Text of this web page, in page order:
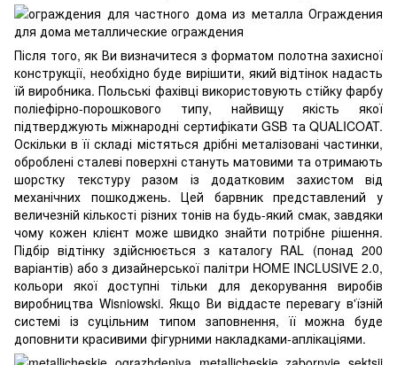
Після того, як Ви визначитеся з форматом полотна захисної
конструкції, необхідно буде вирішити, який відтінок надасть
їй виробника. Польські фахівці використовують стійку фарбу
поліефірно-порошкового типу, найвищу якість якої
підтверджують міжнародні сертифікати GSB та QUALICOAT.
Оскільки в її складі містяться дрібні металізовані частинки,
оброблені сталеві поверхні стануть матовими та отримають
шорстку текстуру разом із додатковим захистом від
механічних пошкоджень. Цей барвник представлений у
величезній кількості різних тонів на будь-який смак, завдяки
чому кожен клієнт може швидко знайти потрібне рішення.
Підбір відтінку здійснюється з каталогу RAL (понад 200
варіантів) або з дизайнерської палітри HOME INCLUSIVE 2.0,
кольори якої доступні тільки для декорування виробів
виробництва Wisniowski. Якщо Ви віддасте перевагу в'їзній
системі із суцільним типом заповнення, її можна буде
доповнити красивими фігурними накладками-аплікаціями.